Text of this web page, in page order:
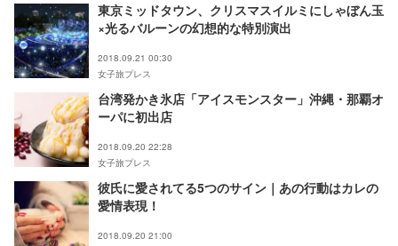
東京ミッドタウン、クリスマスイルミにしゃぼん玉
×光るバルーンの幻想的な特別演出
2018.09.21 00:30
女子旅プレス
台湾発かき氷店「アイスモンスター」沖縄・那覇オ
ーパに初出店
2018.09.20 22:28
女子旅プレス
彼氏に愛されてる5つのサイン｜あの行動はカレの
愛情表現！
2018.09.20 21:00